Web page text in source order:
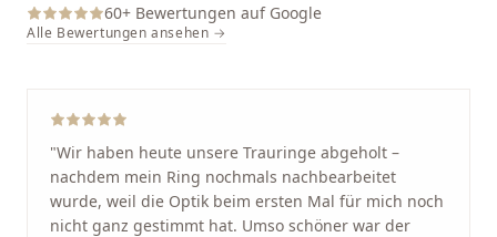
60+ Bewertungen auf Google
Alle Bewertungen ansehen →
"Wir haben heute unsere Trauringe abgeholt –
nachdem mein Ring nochmals nachbearbeitet
wurde, weil die Optik beim ersten Mal für mich noch
nicht ganz gestimmt hat. Umso schöner war der